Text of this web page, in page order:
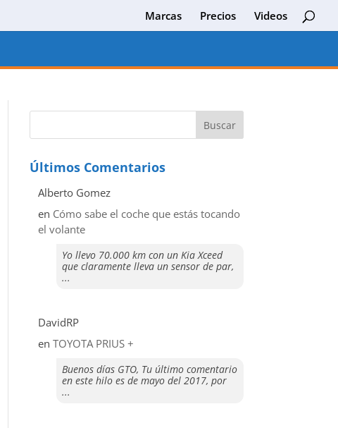
Marcas Precios Videos
Últimos Comentarios
Alberto Gomez
en ​Cómo sabe el coche que estás tocando
el volante
Yo llevo 70.000 km con un Kia Xceed
que claramente lleva un sensor de par,
...
DavidRP
enTOYOTA PRIUS +
Buenos días GTO, Tu último comentario
en este hilo es de mayo del 2017, por
...